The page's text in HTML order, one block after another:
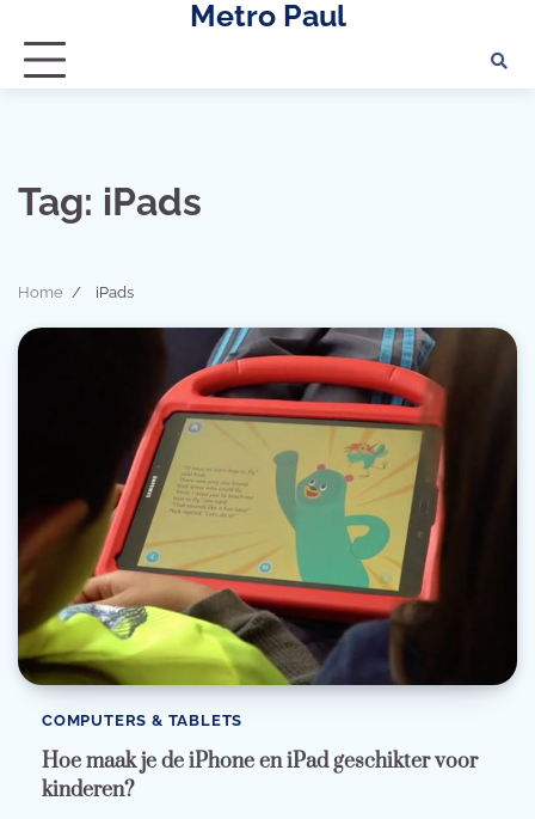
content
Metro Paul
Tag: iPads
Home iPads
COMPUTERS & TABLETS
Hoe maak je de iPhone en iPad geschikter voor
kinderen?